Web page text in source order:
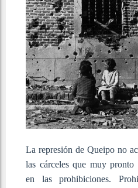
La represión de Queipo no
las cárceles que muy
en las prohibiciones.